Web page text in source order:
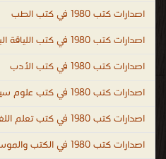
اصدارات كتب 1980 في كتب الطب
اصدارات كتب 1980 في كتب اللياقة البدنية والصحة العامة
اصدارات كتب 1980 في كتب الأدب
اصدارات كتب 1980 في كتب علوم سياسية وقانونية
اصدارات كتب 1980 في كتب تعلم اللغات
اصدارات كتب 1980 في الكتب والموسوعات العامة